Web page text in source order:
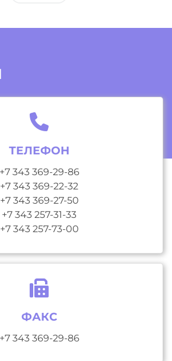
ТЕЛЕФОН
+7 343 369-29-86
+7 343 369-22-32
+7 343 369-27-50
+7 343 257-31-33
+7 343 257-73-00
ФАКС
+7 343 369-29-86